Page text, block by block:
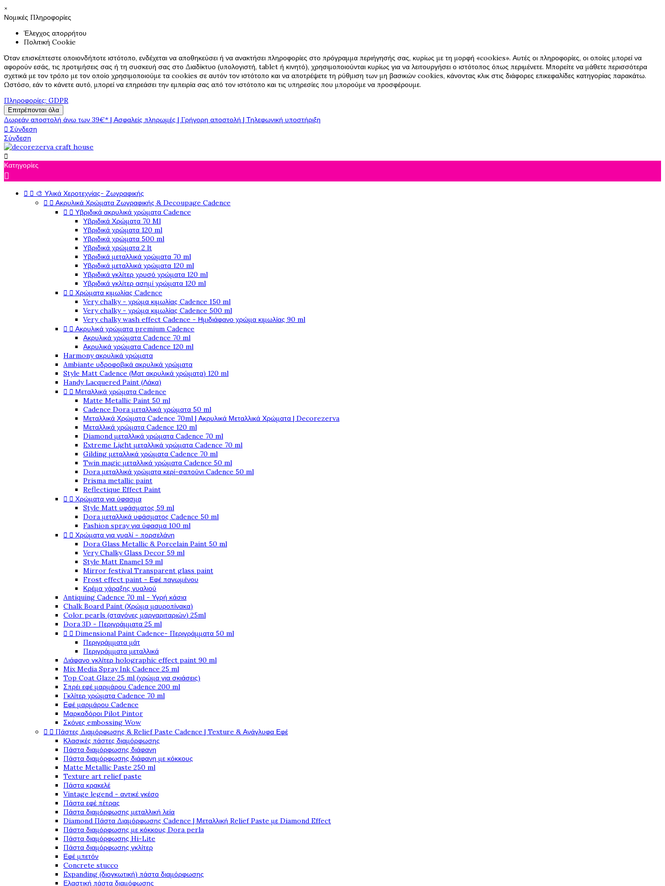
×
Νομικές Πληροφορίες
Έλεγχος απορρήτου
Πολιτική Cookie
Όταν επισκέπτεστε οποιονδήποτε ιστότοπο, ενδέχεται να αποθηκεύσει ή να ανακτήσει πληροφορίες στο πρόγραμμα περιήγησής σας, κυρίως με τη μορφή «cookies». Αυτές οι πληροφορίες, οι οποίες μπορεί να
αφορούν εσάς, τις προτιμήσεις σας ή τη συσκευή σας στο Διαδίκτυο (υπολογιστή, tablet ή κινητό), χρησιμοποιούνται κυρίως για να λειτουργήσει ο ιστότοπος όπως περιμένετε. Μπορείτε να μάθετε περισσότερα
σχετικά με τον τρόπο με τον οποίο χρησιμοποιούμε τα cookies σε αυτόν τον ιστότοπο και να αποτρέψετε τη ρύθμιση των μη βασικών cookies, κάνοντας κλικ στις διάφορες επικεφαλίδες κατηγορίας παρακάτω.
Ωστόσο, εάν το κάνετε αυτό, μπορεί να επηρεάσει την εμπειρία σας από τον ιστότοπο και τις υπηρεσίες που μπορούμε να προσφέρουμε.
Πληροφορίες: GDPR
Επιτρέπονται όλα
Δωρεάν αποστολή άνω των 39€* | Ασφαλείς πληρωμές | Γρήγορη αποστολή | Τηλεφωνική υποστήριξη
 Σύνδεση
Σύνδεση

Κατηγορίες

  🎨 Υλικά Χεροτεχνίας- Ζωγραφικής
  Ακρυλικά Χρώματα Ζωγραφικής & Decoupage Cadence
  Υβριδικά ακρυλικά χρώματα Cadence
Υβριδικά Χρώματα 70 Ml
Υβριδικά χρώματα 120 ml
Υβριδικά χρώματα 500 ml
Υβριδικά χρώματα 2 lt
Υβριδικά μεταλλικά χρώματα 70 ml
Υβριδικά μεταλλικά χρώματα 120 ml
Υβριδικά γκλίτερ χρυσό χρώματα 120 ml
Υβριδικά γκλίτερ ασημί χρώματα 120 ml
  Χρώματα κιμωλίας Cadence
Very chalky - χρώμα κιμωλίας Cadence 150 ml
Very chalky - χρώμα κιμωλίας Cadence 500 ml
Very chalky wash effect Cadence - Ημιδιάφανο χρώμα κιμωλίας 90 ml
  Ακρυλικά χρώματα premium Cadence
Ακρυλικά χρώματα Cadence 70 ml
Ακρυλικά χρώματα Cadence 120 ml
Harmony ακρυλικά χρώματα
Ambiante υδροφοβικά ακρυλικά χρώματα
Style Matt Cadence (Ματ ακρυλικά χρώματα) 120 ml
Handy Lacquered Paint (Λάκα)
  Μεταλλικά χρώματα Cadence
Matte Metallic Paint 50 ml
Cadence Dora μεταλλικά χρώματα 50 ml
Μεταλλικά Χρώματα Cadence 70ml | Ακρυλικά Μεταλλικά Χρώματα | Decorezerva
Μεταλλικά χρώματα Cadence 120 ml
Diamond μεταλλικά χρώματα Cadence 70 ml
Extreme Light μεταλλικά χρώματα Cadence 70 ml
Gilding μεταλλικά χρώματα Cadence 70 ml
Twin magic μεταλλικά χρώματα Cadence 50 ml
Dora μεταλλικά χρώματα κερί-σαπούνι Cadence 50 ml
Prisma metallic paint
Reflectique Effect Paint
  Χρώματα για ύφασμα
Style Matt υφάσματος 59 ml
Dora μεταλλικά υφάσματος Cadence 50 ml
Fashion spray για ύφασμα 100 ml
  Χρώματα για γυαλί - πορσελάνη
Dora Glass Metallic & Porcelain Paint 50 ml
Very Chalky Glass Decor 59 ml
Style Matt Enamel 59 ml
Mirror festival Transparent glass paint
Frost effect paint - Εφέ παγωμένου
Κρέμα χάραξης γυαλιού
Antiquing Cadence 70 ml - Υγρή κάσια
Chalk Board Paint (Χρώμα μαυροπίνακα)
Color pearls (σταγόνες μαργαριταριών) 25ml
Dora 3D - Περιγράμματα 25 ml
  Dimensional Paint Cadence- Περιγράμματα 50 ml
Περιγράμματα μάτ
Περιγράμματα μεταλλικά
Διάφανο γκλίτερ holographic effect paint 90 ml
Mix Media Spray Ink Cadence 25 ml
Top Coat Glaze 25 ml (χρώμα για σκιάσεις)
Σπρέι εφέ μαρμάρου Cadence 200 ml
Γκλίτερ χρώματα Cadence 70 ml
Εφέ μαρμάρου Cadence
Μαρκαδόροι Pilot Pintor
Σκόνες embossing Wow
  Πάστες Διαμόρφωσης & Relief Paste Cadence | Texture & Ανάγλυφα Εφέ
Κλασικές πάστες διαμόρφωσης
Πάστα διαμόρφωσης διάφανη
Πάστα διαμόρφωσης διάφανη με κόκκους
Matte Metallic Paste 250 ml
Texture art relief paste
Πάστα κρακελέ
Vintage legend - αντικέ γκέσο
Πάστα εφέ πέτρας
Πάστα διαμόρφωσης μεταλλική λεία
Diamond Πάστα Διαμόρφωσης Cadence | Μεταλλική Relief Paste με Diamond Effect
Πάστα διαμόρφωσης με κόκκους Dora perla
Πάστα διαμόρφωσης Hi-Lite
Πάστα διαμόρφωσης γκλίτερ
Εφέ μπετόν
Concrete stucco
Expanding (διογκωτική) πάστα διαμόρφωσης
Ελαστική πάστα διαμόφωσης